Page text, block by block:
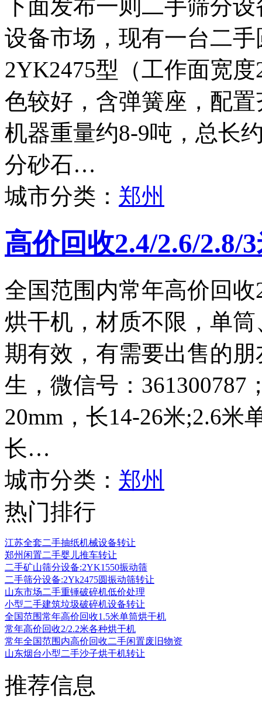
下面发布一则二手筛分
设备市场，现有一台二
2YK2475型（工作面宽
色较好，含弹簧座，配
机器重量约8-9吨，总长
分砂石…
城市分类： 郑州
高价回收2.4/2.6/2.8/
全国范围内常年高价回收
烘干机，材质不限，单
期有效，有需要出售的朋
生，微信号：361300787
20mm，长14-26米;2.6米
长…
城市分类： 郑州
热门排行
江苏全套二手抽纸机械设备转让
郑州闲置二手婴儿推车转让
二手矿山筛分设备:2YK1550振动筛
二手筛分设备:2Yk2475圆振动筛转让
山东市场二手重锤破碎机低价处理
小型二手建筑垃圾破碎机设备转让
全国范围常年高价回收1.5米单筒烘干机
常年高价回收2/2.2米各种烘干机
常年全国范围内高价回收二手闲置废旧物资
山东烟台小型二手沙子烘干机转让
推荐信息